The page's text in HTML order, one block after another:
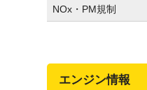
NOx・PM規制
エンジン情報